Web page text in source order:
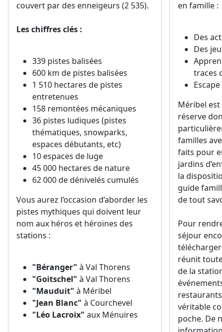
600 km de pistes balisées
entretenues
158 remontées mécaniques
36 pistes ludiques (pistes
thématiques, snowparks,
espaces débutants, etc)
10 espaces de luge
45 000 hectares de nature
62 000 de dénivelés cumulés
Vous aurez l’occasion d’aborder les
pistes mythiques qui doivent leur
nom aux héros et héroïnes des
stations :
"Béranger"à Val Thorens
"Goitschel"
"Jean Blanc"à Courchevel
"Léo Lacroix" aux Ménuires
4 espaces ludiques
Des
traces
Méribel
réserve
familles
faits pour
jardins
la
guide
de tout
Pour
séjour
réunit
de la
véritable
poche. De
journée
:
météo,